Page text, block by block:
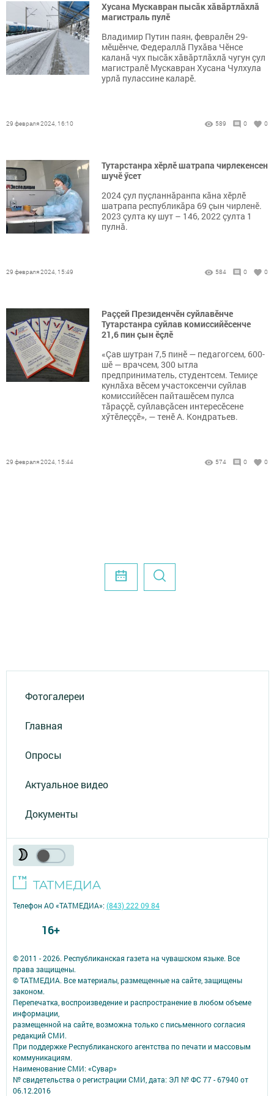
Хусана Мускавран пысăк хăвăртлăхлă
магистраль пулӗ
Владимир Путин паян, февралӗн 29-
мӗшӗнче, Федераллă Пухăва Чӗнсе
каланă чух пысăк хăвăртлăхлă чугун çул
магистралӗ Мускавран Хусана Чулхула
урлă пулассине каларӗ.
29 февраля 2024, 16:10 589 0 0
Тутарстанра хӗрлӗ шатрапа чирлекенсен
шучӗ ӳсет
2024 çул пуçланнăранпа кăна хӗрлӗ
шатрапа республикăра 69 çын чирленӗ.
2023 çулта ку шут – 146, 2022 çулта 1
пулнă.
29 февраля 2024, 15:49 584 0 0
Раççей Президенчӗн суйлавӗнче
Тутарстанра суйлав комиссийӗсенче
21,6 пин çын ӗçлӗ
«Çав шутран 7,5 пинӗ — педагогсем, 600-
шӗ — врачсем, 300 ытла
предприниматель, студентсем. Темиçе
кунлăха вӗсем участоксенчи суйлав
комиссийӗсен пайташӗсем пулса
тăраççӗ, суйлавçăсен интересӗсене
хӳтӗлеççӗ», — тенӗ А. Кондратьев.
29 февраля 2024, 15:44 574 0 0
Фотогалереи
Главная
Опросы
Актуальное видео
Документы
© 2011 - 2026. Республиканская газета на чувашском языке. Все
права защищены.
© ТАТМЕДИА. Все материалы, размещенные на сайте, защищены
законом.
Перепечатка, воспроизведение и распространение в любом объеме
информации,
размещенной на сайте, возможна только с письменного согласия
редакций СМИ.
При поддержке Республиканского агентства по печати и массовым
коммуникациям.
Наименование СМИ: «Сувар»
№ свидетельства о регистрации СМИ, дата: ЭЛ № ФС 77 - 67940 от
06.12.2016
Телефон АО «ТАТМЕДИА»:(843) 222 09 84
16+